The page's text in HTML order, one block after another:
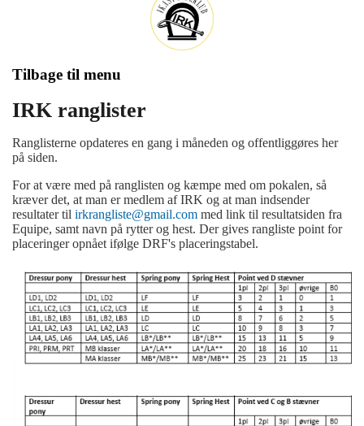
Tilbage til menu
IRK ranglister
Ranglisterne opdateres en gang i måneden og offentliggøres her
på siden.
For at være med på ranglisten og kæmpe med om pokalen, så
kræver det, at man er medlem af IRK og at man indsender
resultater til irkrangliste@gmail.com med link til resultatsiden fra
Equipe, samt navn på rytter og hest. Der gives rangliste point for
placeringer opnået ifølge DRF's placeringstabel.